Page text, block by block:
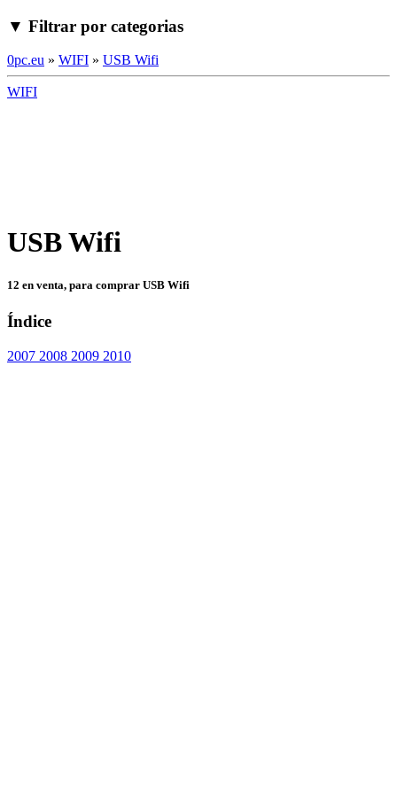
▼ Filtrar por categorias
0pc.eu » WIFI » USB Wifi
WIFI
USB Wifi
12 en venta, para comprar USB Wifi
Índice
2007 2008 2009 2010